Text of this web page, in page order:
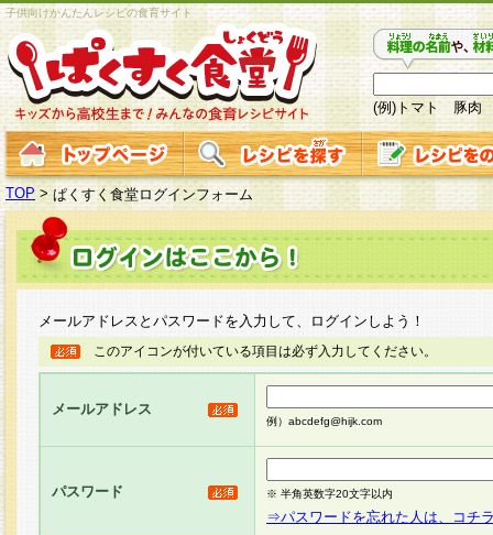
子供向けかんたんレシピの食育サイト
(例)トマト 豚肉
TOP > ぱくすく食堂ログインフォーム
メールアドレスとパスワードを入力して、ログインしよう！
このアイコンが付いている項目は必ず入力してください。
メールアドレス
例）abcdefg@hijk.com
パスワード ※ 半角英数字20文字以内
⇒パスワードを忘れた人は、コチ